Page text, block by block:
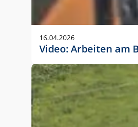
Anwendungsgröße im
Die Logohöhe beträgt 4 –
folgende fest definierte
DIN A3 – 15 mm hoch
DIN A1 – 39 mm hoch
DIN lang – 10 mm
1080 x 1080 px – 78
16.04.2026
Video: Arbeiten am